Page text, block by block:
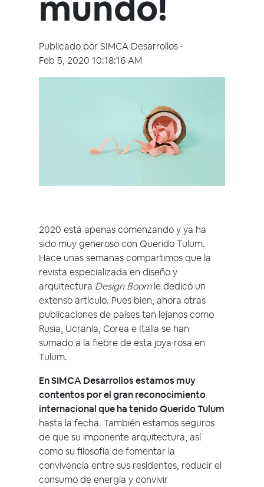
Publicado porSIMCA Desarrollos-
Feb 5, 2020 10:18:16 AM
2020 está apenas comenzando y ya ha
sido muy generoso con Querido Tulum.
Hace unas semanas compartimos que la
revista especializada en diseño y
arquitectura Design Boomle dedicó un
extenso artículo. Pues bien, ahora otras
publicaciones de países tan lejanos como
Rusia, Ucrania, Corea e Italia se han
sumado a la fiebre de esta joya rosa en
Tulum.
En SIMCA Desarrollos estamos muy
contentos por el gran reconocimiento
internacional que ha tenido Querido Tulum
hasta la fecha. También estamos seguros
de que su imponente arquitectura, así
como su filosofía de fomentar la
convivencia entre sus residentes, reducir el
consumo de energía y convivir